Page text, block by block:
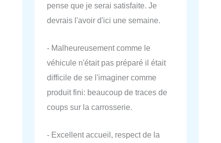
pense que je serai satisfaite. Je
devrais l'avoir d'ici une semaine.
- Malheureusement comme le
véhicule n'était pas préparé il était
difficile de se l'imaginer comme
produit fini: beaucoup de traces de
coups sur la carrosserie.
- Excellent accueil, respect de la